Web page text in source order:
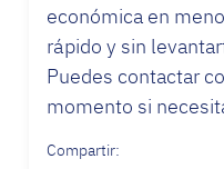
económica en
rápido y sin
Puedes contactar
momento si
Compartir: